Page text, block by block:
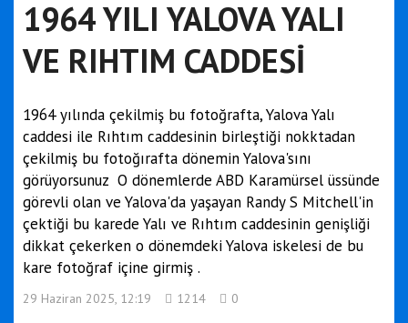
1964 YILI YALOVA YALI
VE RIHTIM CADDESİ
1964 yılında çekilmiş bu fotoğrafta, Yalova Yalı
caddesi ile Rıhtım caddesinin birleştiği nokktadan
çekilmiş bu fotoğırafta dönemin Yalova'sını
görüyorsunuz O dönemlerde ABD Karamürsel üssünde
görevli olan ve Yalova'da yaşayan Randy S Mitchell'in
çektiği bu karede Yalı ve Rıhtım caddesinin genişliği
dikkat çekerken o dönemdeki Yalova iskelesi de bu
kare fotoğraf içine girmiş .
29 Haziran 2025, 12:19 1214 0